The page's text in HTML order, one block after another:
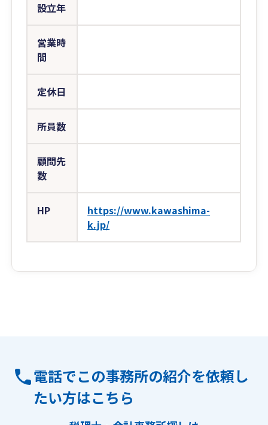
設立年
営業時
間
定休日
所員数
顧問先
数
HP
https://www.kawashima-
k.jp/
電話でこの事務所の紹介を依頼し
たい方はこちら